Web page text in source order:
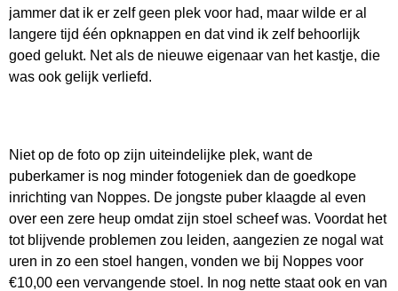
jammer dat ik er zelf geen plek voor had, maar wilde er al
langere tijd één opknappen en dat vind ik zelf behoorlijk
goed gelukt. Net als de nieuwe eigenaar van het kastje, die
was ook gelijk verliefd.
Niet op de foto op zijn uiteindelijke plek, want de
puberkamer is nog minder fotogeniek dan de goedkope
inrichting van Noppes. De jongste puber klaagde al even
over een zere heup omdat zijn stoel scheef was. Voordat het
tot blijvende problemen zou leiden, aangezien ze nogal wat
uren in zo een stoel hangen, vonden we bij Noppes voor
€10,00 een vervangende stoel. In nog nette staat ook en van